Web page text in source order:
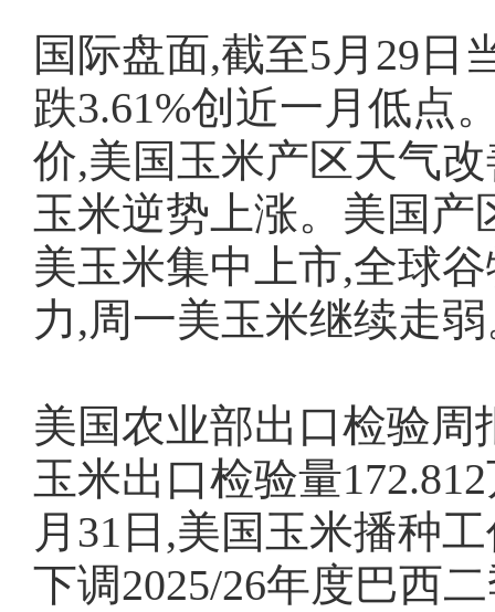
国际盘面,截至5月29日
跌3.61%创近一月低点
价,美国玉米产区天气
玉米逆势上涨。美国
美玉米集中上市,全球
力,周一美玉米继续走
美国农业部出口检验周
玉米出口检验量
月31日,美国玉米播种
下调2025/26年度巴西